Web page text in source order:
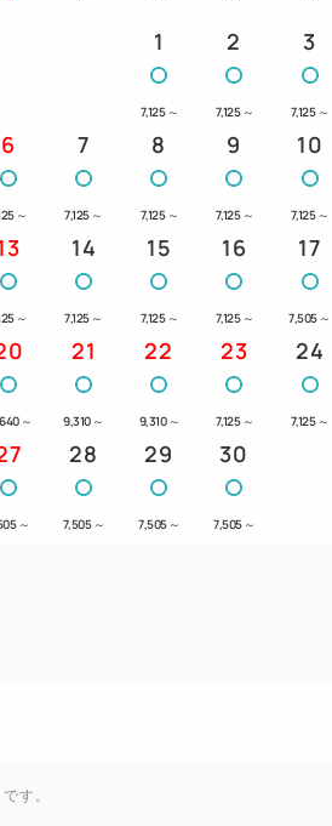
1
7,125 ～
2
7,125 ～
3
7,125 ～
6
～
7
7,125 ～
8
7,125 ～
9
7,125 ～
10
7,125 ～
～
14
7,125 ～
15
7,125 ～
16
7,125 ～
17
7,505 ～
～
21
9,310 ～
22
9,310 ～
23
7,125 ～
24
7,125 ～
～
28
7,505 ～
29
7,505 ～
30
7,505 ～
す。